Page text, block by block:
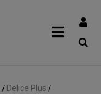
/ Delice Plus /